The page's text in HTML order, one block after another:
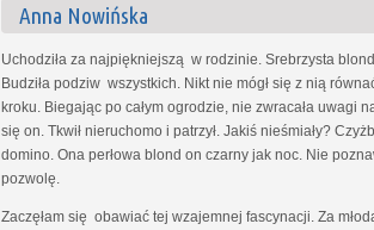
Anna Nowińska
Uchodziła za najpiękniejszą w rodzinie. Srebrzysta
Budziła podziw wszystkich. Nikt nie mógł się z nią
kroku. Biegając po całym ogrodzie, nie zwracała uwagi
się on. Tkwił nieruchomo i patrzył. Jakiś nieśmiały?
domino. Ona perłowa blond on czarny jak noc. Nie
pozwolę.
Zaczęłam się obawiać tej wzajemnej fascynacji. Za